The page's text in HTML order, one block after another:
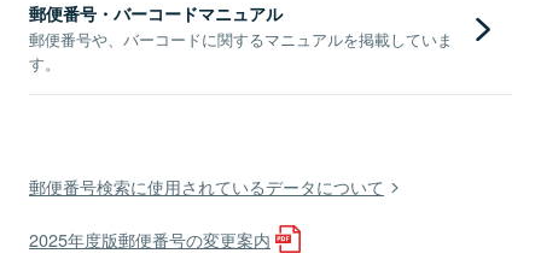
郵便番号・バーコードマニュアル
郵便番号や、バーコードに関するマニュアルを掲載していま
す。
郵便番号検索に使用されているデータについて
2025年度版郵便番号の変更案内